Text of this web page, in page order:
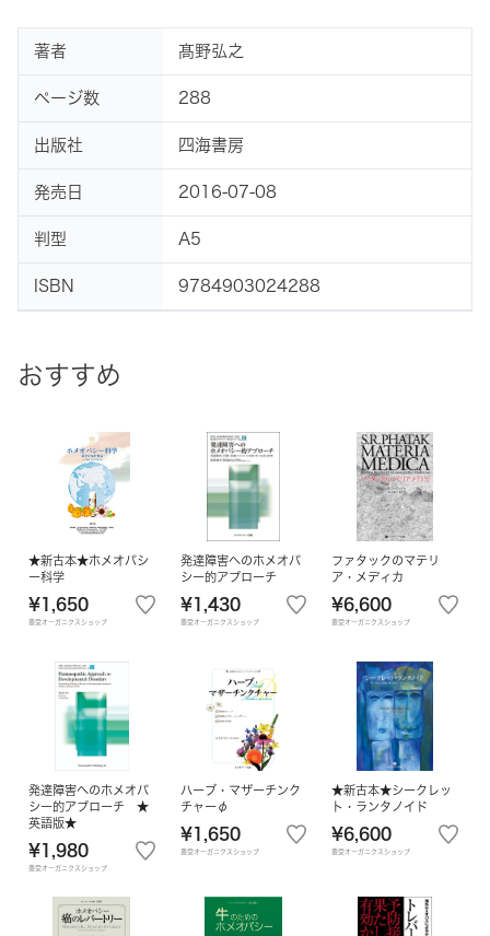
おすすめ
★新古本★ホメオパシ
ー科学
¥1,650
豊受オーガニクスショップ
発達障害へのホメオパ
シー的アプローチ
¥1,430
豊受オーガニクスショップ
ファタックのマテリ
ア・メディカ
¥6,600
豊受オーガニクスショップ
発達障害へのホメオパ
シー的アプローチ ★
英語版★
¥1,980
豊受オーガニクスショップ
ハーブ・マザーチンク
チャーφ
¥1,650
豊受オーガニクスショップ
★新古本★シークレッ
ト・ランタノイド
¥6,600
豊受オーガニクスショップ
著者 髙野弘之
ページ数 288
出版社 四海書房
発売日 2016-07-08
判型 A5
ISBN 9784903024288